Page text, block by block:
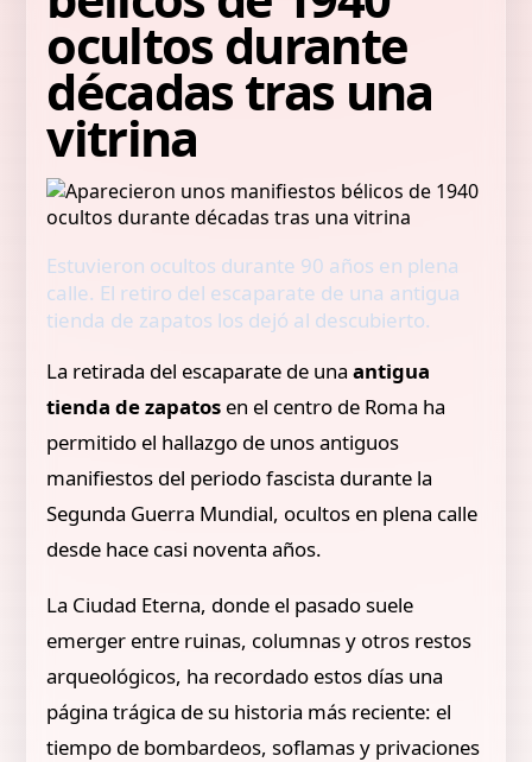
ocultos durante
décadas tras una
vitrina
Estuvieron ocultos durante 90 años en plena
calle. El retiro del escaparate de una antigua
tienda de zapatos los dejó al descubierto.
La retirada del escaparate de unaantigua
tienda de zapatos en el centro de Roma ha
permitido el hallazgo de unos antiguos
manifiestos del periodo fascista durante la
Segunda Guerra Mundial, ocultos en plena calle
desde hace casi noventa años.
La Ciudad Eterna, donde el pasado suele
emerger entre ruinas, columnas y otros restos
arqueológicos, ha recordado estos días una
página trágica de su historia más reciente: el
tiempo de bombardeos, soflamas y privaciones